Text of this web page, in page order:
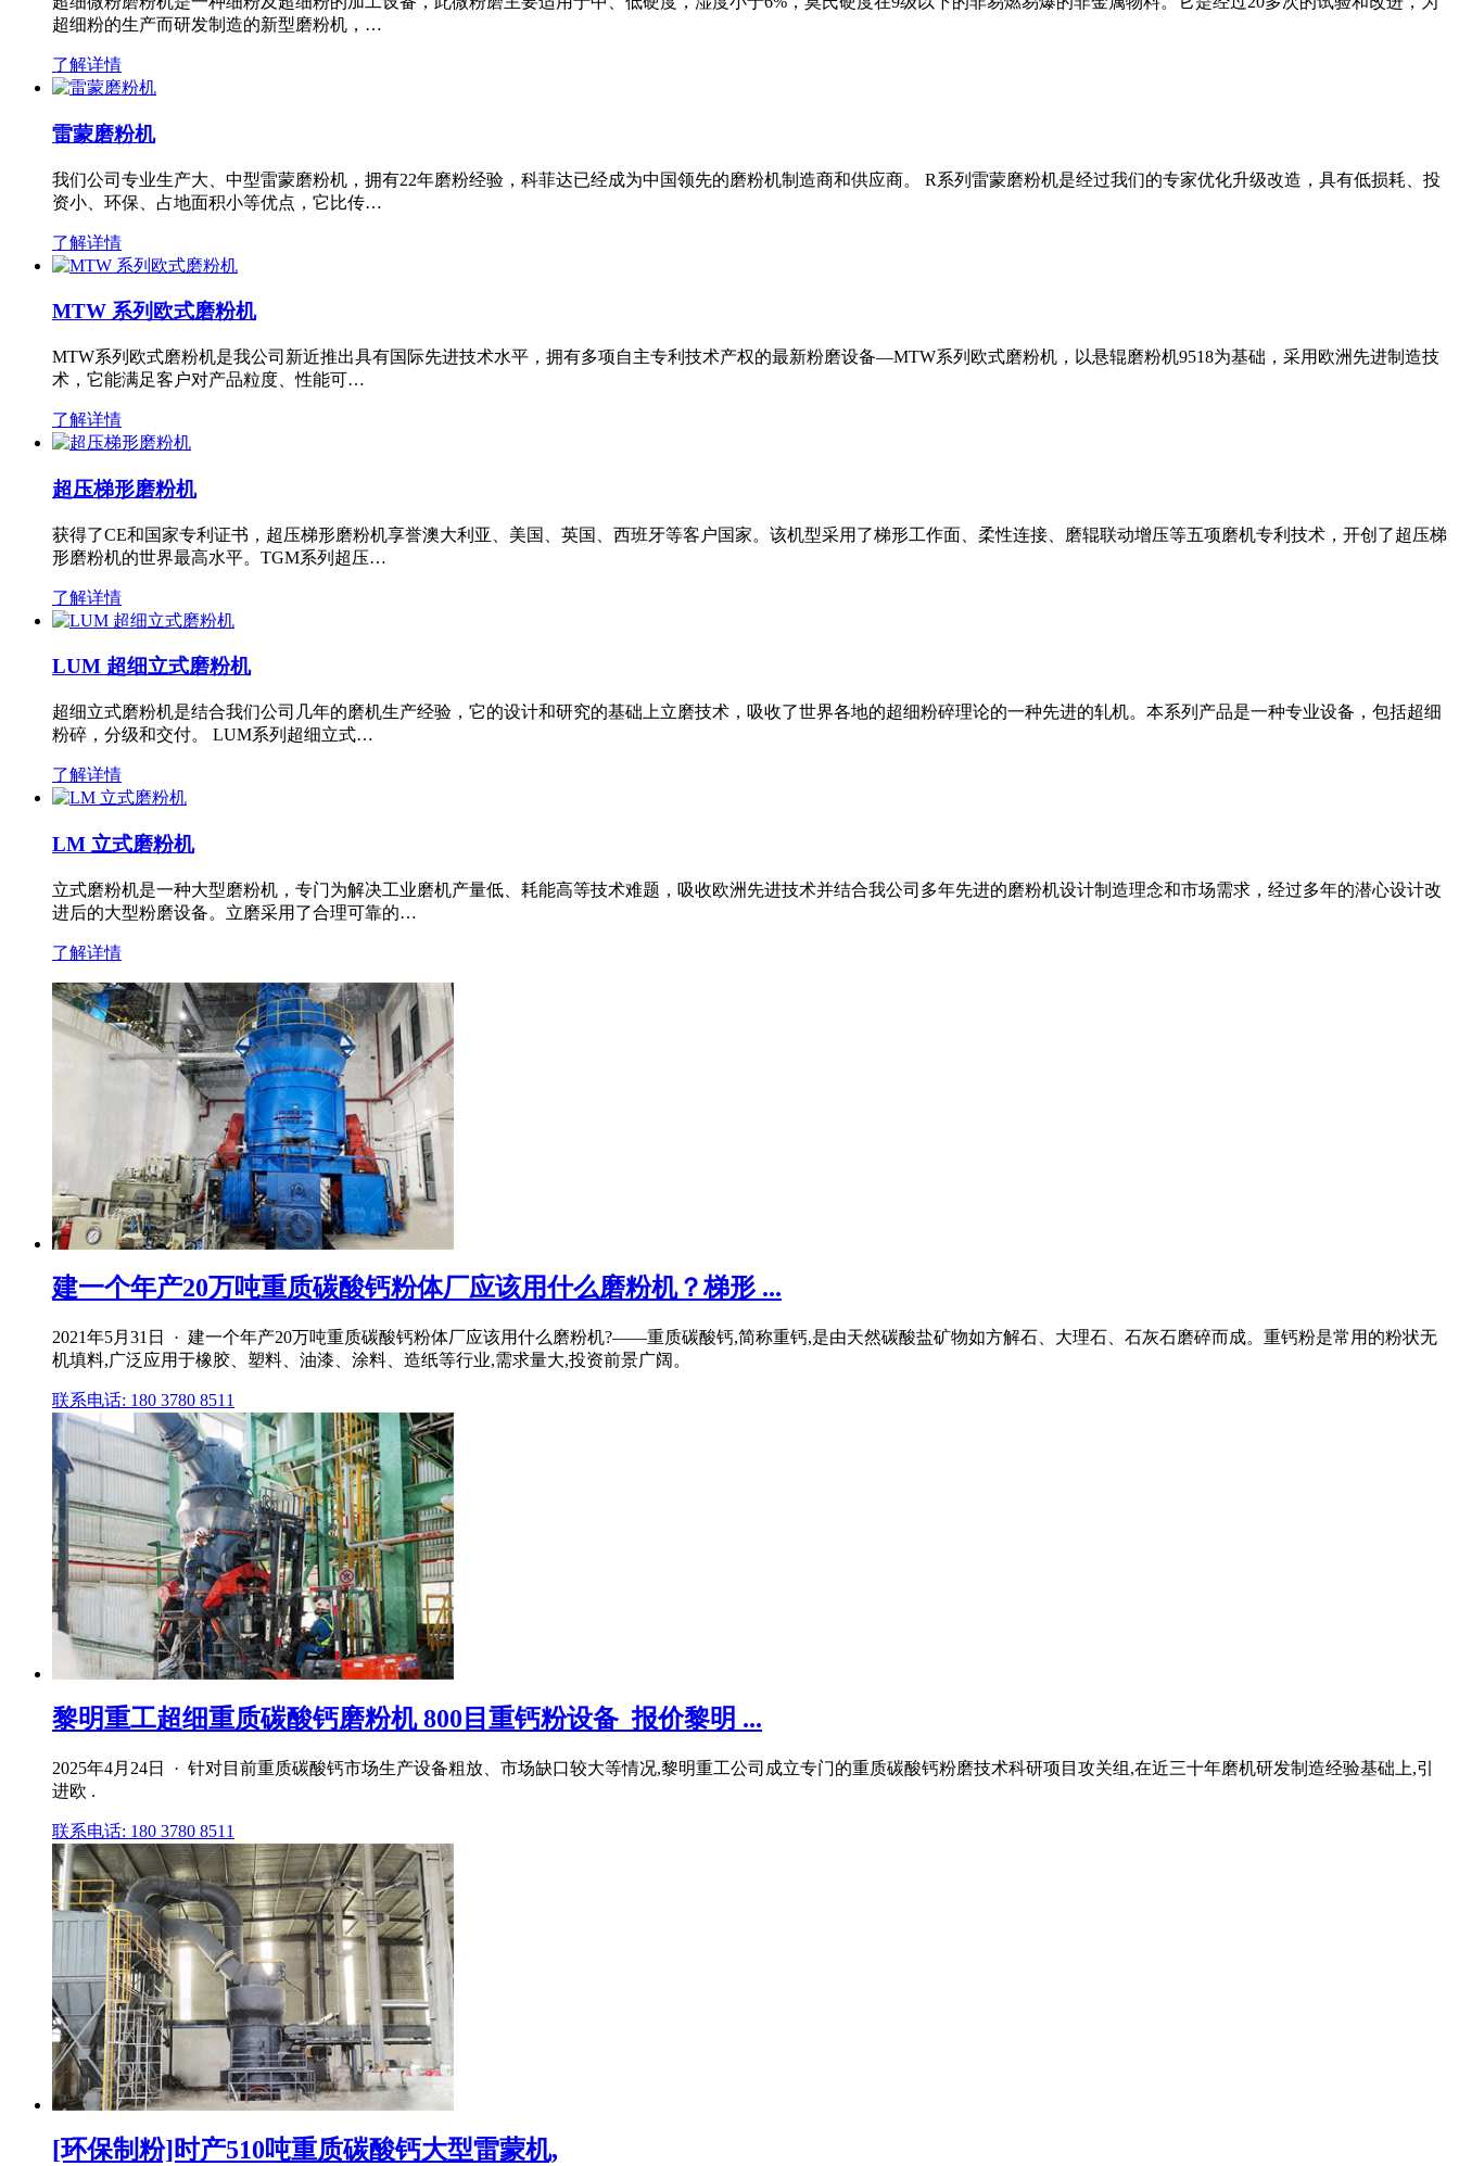
超细粉的生产而研发制造的新型磨粉机，…
了解详情
雷蒙磨粉机
我们公司专业生产大、中型雷蒙磨粉机，拥有22年磨粉经验，科菲达已经成为中国领先的磨粉机制造商和供应商。 R系列雷蒙磨粉机是经过我们的专家优化升级改造，具有低损耗、投
资小、环保、占地面积小等优点，它比传…
了解详情
MTW 系列欧式磨粉机
MTW系列欧式磨粉机是我公司新近推出具有国际先进技术水平，拥有多项自主专利技术产权的最新粉磨设备—MTW系列欧式磨粉机，以悬辊磨粉机9518为基础，采用欧洲先进制造技
术，它能满足客户对产品粒度、性能可…
了解详情
超压梯形磨粉机
获得了CE和国家专利证书，超压梯形磨粉机享誉澳大利亚、美国、英国、西班牙等客户国家。该机型采用了梯形工作面、柔性连接、磨辊联动增压等五项磨机专利技术，开创了超压梯
形磨粉机的世界最高水平。TGM系列超压…
了解详情
LUM 超细立式磨粉机
超细立式磨粉机是结合我们公司几年的磨机生产经验，它的设计和研究的基础上立磨技术，吸收了世界各地的超细粉碎理论的一种先进的轧机。本系列产品是一种专业设备，包括超细
粉碎，分级和交付。 LUM系列超细立式…
了解详情
LM 立式磨粉机
立式磨粉机是一种大型磨粉机，专门为解决工业磨机产量低、耗能高等技术难题，吸收欧洲先进技术并结合我公司多年先进的磨粉机设计制造理念和市场需求，经过多年的潜心设计改
进后的大型粉磨设备。立磨采用了合理可靠的…
了解详情
建一个年产20万吨重质碳酸钙粉体厂应该用什么磨粉机？梯形 ...
2021年5月31日 · 建一个年产20万吨重质碳酸钙粉体厂应该用什么磨粉机?——重质碳酸钙,简称重钙,是由天然碳酸盐矿物如方解石、大理石、石灰石磨碎而成。重钙粉是常用的粉状无
机填料,广泛应用于橡胶、塑料、油漆、涂料、造纸等行业,需求量大,投资前景广阔。
联系电话: 180 3780 8511
黎明重工超细重质碳酸钙磨粉机 800目重钙粉设备_报价黎明 ...
2025年4月24日 · 针对目前重质碳酸钙市场生产设备粗放、市场缺口较大等情况,黎明重工公司成立专门的重质碳酸钙粉磨技术科研项目攻关组,在近三十年磨机研发制造经验基础上,引
进欧 .
联系电话: 180 3780 8511
[环保制粉]时产510吨重质碳酸钙大型雷蒙机,